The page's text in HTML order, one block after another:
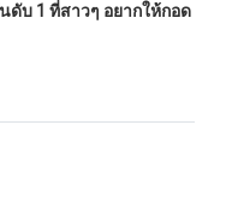
ดับ 1 ที่สาวๆ อยากให้กอด